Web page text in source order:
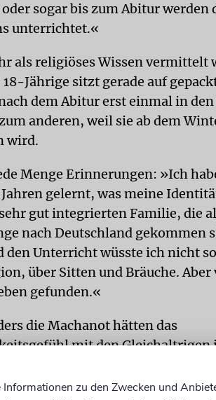
sogar bis zum Abitur werden
unterrichtet.«
als religiöses Wissen vermittelt
Jährige sitzt gerade auf
dem Abitur erst einmal in
anderen, weil sie ab dem
wird.
Menge Erinnerungen: »Ich
gelernt, was meine
gut integrierten Familie, die
nach Deutschland gekommen
den Unterricht wüsste ich nicht
über Sitten und Bräuche. Aber
gefunden.«
die Machanot hätten das
mit den Gleichaltrigen
Ohne die tollen
zu den Zwecken und